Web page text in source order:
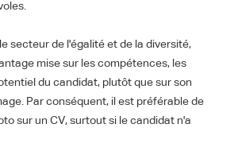
secteur de l'égalité et de la diversité,
mise sur les compétences, les
du candidat, plutôt que sur son
Par conséquent, il est préférable de
sur un CV, surtout si le candidat n'a